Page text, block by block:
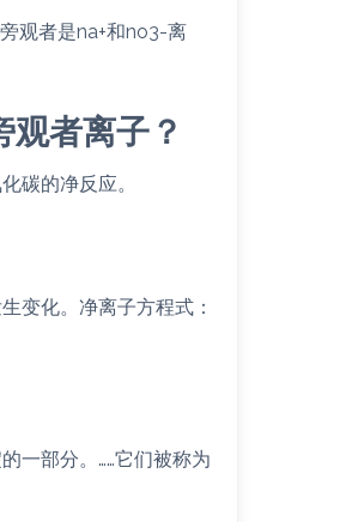
观者是na+和no3-离
者离子？
碳的净反应。
变化。净离子方程式：
一部分。……它们被称为